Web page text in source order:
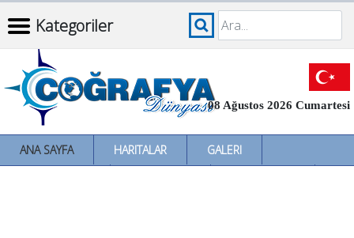
Kategoriler
08 Ağustos 2026 Cumartesi
ANA SAYFA HARITALAR
GALERI